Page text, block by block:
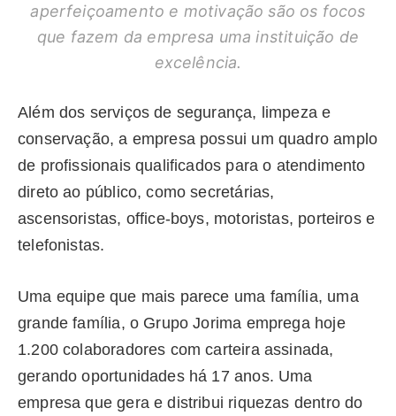
aperfeiçoamento e motivação são os focos
que fazem da empresa uma instituição de
excelência.
Além dos serviços de segurança, limpeza e
conservação, a empresa possui um quadro amplo
de profissionais qualificados para o atendimento
direto ao público, como secretárias,
ascensoristas, office-boys, motoristas, porteiros e
telefonistas.
Uma equipe que mais parece uma família, uma
grande família, o Grupo Jorima emprega hoje
1.200 colaboradores com carteira assinada,
gerando oportunidades há 17 anos. Uma
empresa que gera e distribui riquezas dentro do